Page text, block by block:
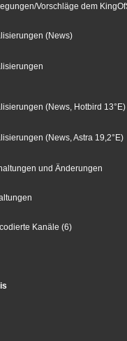
Vorschläge dem
(News)
(News, Hotbird 13°E)
(News, Astra 19,2°E)
und Änderungen
Kanäle (6)